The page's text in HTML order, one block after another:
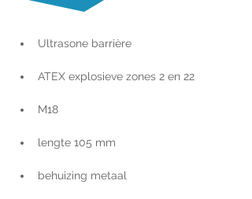
Ultrasone barrière
ATEX explosieve zones 2 en 22
M18
lengte 105 mm
behuizing metaal